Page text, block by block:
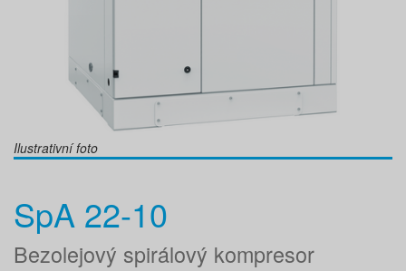
Ilustrativní foto
SpA 22-10
Bezolejový spirálový kompresor